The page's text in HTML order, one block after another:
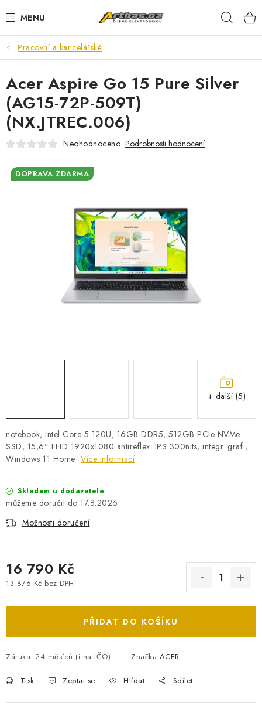
na
TELEFONY, TABLETY
POČÍTAČE, NOTEBOOKY
PRO HRÁČE
ELEKTRONIKA
PŘEDVÁDĚCÍ ELEKTRONIKA
Pracovní a kancelářské
notebook, Intel Core 5 120U, 16GB DDR5, 512GB PCIe NVMe
SSD, 15,6" FHD 1920x1080 antireflex. IPS 300nits, integr. graf.,
Windows 11 Home Více informací
Skladem u dodavatele
17.8.2026
Možnosti doručení
16 790 Kč
13 876 Kč bez DPH
PŘIDAT DO KOŠÍKU
Záruka: 24 měsíců (i na IČO) Značka:ACER
Tisk Zeptat se Hlídat Sdílet
Acer Aspire Go 15 Pure Silver
(AG15-72P-509T)
(NX.JTREC.006)
Neohodnoceno Podrobnosti hodnocení
DOPRAVA ZDARMA
+ další (5)